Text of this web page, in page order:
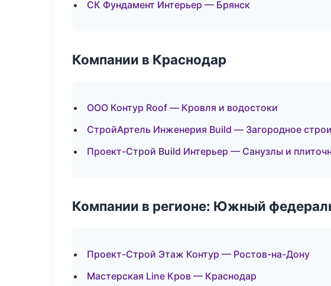
СК Фундамент Интерьер — Брянск
Компании в Краснодар
ООО Контур Roof — Кровля и водостоки
СтройАртель Инженерия Build — Загородное
Проект-Строй Build Интерьер — Санузлы и
Компании в регионе: Южный
Проект-Строй Этаж Контур — Ростов-на-Дону
Мастерская Line Кров — Краснодар